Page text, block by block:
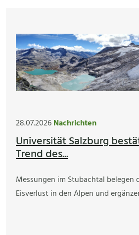
28.07.2026Nachrichten
Universität Salzburg
Trend des...
Messungen im Stubachtal belegen
Eisverlust in den Alpen und